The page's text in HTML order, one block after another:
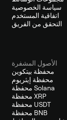
سياسة الخصوصية
اتفاقية المستخدم
التحقق من الفريق
الأصول المشفرة
محفظة بيتكوين
محفظة إيثريوم
محفظة Solana
محفظة XRP
محفظة USDT
محفظة BNB